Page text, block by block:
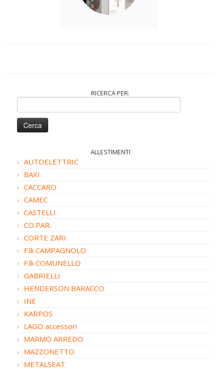
RICERCA PER:
Ricerca
per:
ALLESTIMENTI
AUTOELETTRIC
BAXI
CACCARO
CAMEC
CASTELLI
CO.PAR.
CORTE ZARI
F.lli CAMPAGNOLO
F.lli COMUNELLO
GABRIELLI
HENDERSON BARACCO
INE
KARPOS
LAGO accessori
MARMO ARREDO
MAZZONETTO
METALSEAT